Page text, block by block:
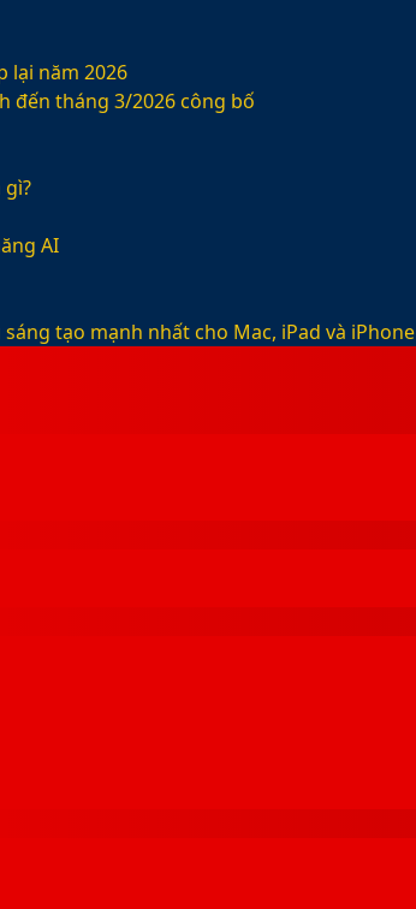
lại năm 2026
đến tháng 3/2026 công bố
AI
tạo mạnh nhất cho Mac, iPad và iPhone